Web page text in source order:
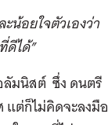
น้อยใจตัวเองว่า
ดีได้”
ลัมนิสต์ ซึ่ง ดนตรี
แต่ก็ไม่คิดจะลงมือ